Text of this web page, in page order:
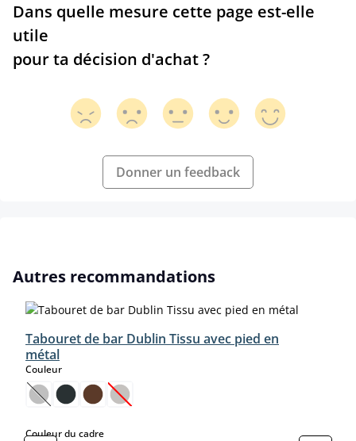
Dans quelle mesure cette page est-elle
utile
pour ta décision d'achat ?
Donner un feedback
Ignorer la galerie de produits
Autres recommandations
Tabouret de bar Dublin Tissu avec pied en
métal
Couleurselect
(Cette option n'est pas disponible pour le moment.)
(Cette option n'est pas disponible pour le
Couleur du cadreselect